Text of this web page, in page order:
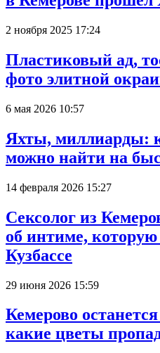
2 ноября 2025 17:24
Пластиковый ад,
фото элитной
6 мая 2026 10:57
Яхты, миллиарды:
можно найти на
14 февраля 2026 15:27
Сексолог из
об интиме,
Кузбассе
29 июня 2026 15:59
Кемерово
какие цветы